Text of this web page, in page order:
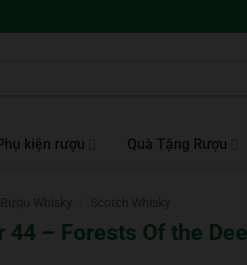
kiện rượu Quà Tặng Rượu
44 – Forests Of the